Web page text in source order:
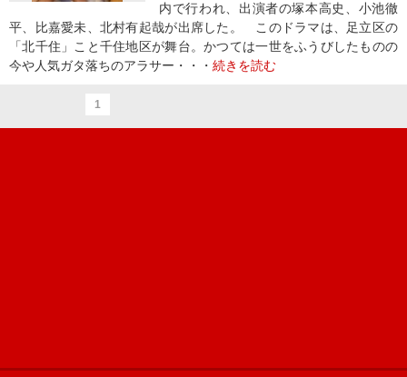
内で行われ、出演者の塚本高史、小池徹
平、比嘉愛未、北村有起哉が出席した。 このドラマは、足立区の
「北千住」こと千住地区が舞台。かつては一世をふうびしたものの
今や人気ガタ落ちのアラサー・・・ 続きを読む
1